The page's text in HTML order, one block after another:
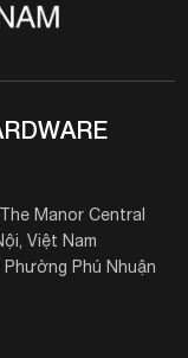
Manor Central
Việt Nam
Phú Nhuận